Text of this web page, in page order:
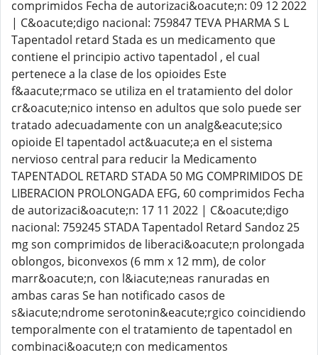
comprimidos Fecha de autorizaci&oacute;n: 09 12 2022
| C&oacute;digo nacional: 759847 TEVA PHARMA S L
Tapentadol retard Stada es un medicamento que
contiene el principio activo tapentadol , el cual
pertenece a la clase de los opioides Este
f&aacute;rmaco se utiliza en el tratamiento del dolor
cr&oacute;nico intenso en adultos que solo puede ser
tratado adecuadamente con un analg&eacute;sico
opioide El tapentadol act&uacute;a en el sistema
nervioso central para reducir la Medicamento
TAPENTADOL RETARD STADA 50 MG COMPRIMIDOS DE
LIBERACION PROLONGADA EFG, 60 comprimidos Fecha
de autorizaci&oacute;n: 17 11 2022 | C&oacute;digo
nacional: 759245 STADA Tapentadol Retard Sandoz 25
mg son comprimidos de liberaci&oacute;n prolongada
oblongos, biconvexos (6 mm x 12 mm), de color
marr&oacute;n, con l&iacute;neas ranuradas en
ambas caras Se han notificado casos de
s&iacute;ndrome serotonin&eacute;rgico coincidiendo
temporalmente con el tratamiento de tapentadol en
combinaci&oacute;n con medicamentos